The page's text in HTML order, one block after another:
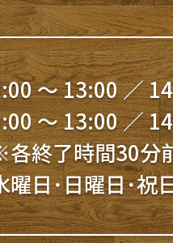
～ 13:00 ／
～ 13:00 ／
終了時間30分
曜日･日曜日･祝